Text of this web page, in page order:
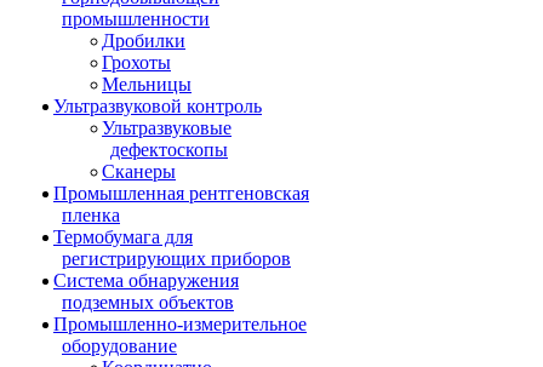
промышленности
Дробилки
Грохоты
Мельницы
Ультразвуковой контроль
Ультразвуковые
дефектоскопы
Сканеры
Промышленная рентгеновская
пленка
Термобумага для
регистрирующих приборов
Система обнаружения
подземных объектов
Промышленно-измерительное
оборудование